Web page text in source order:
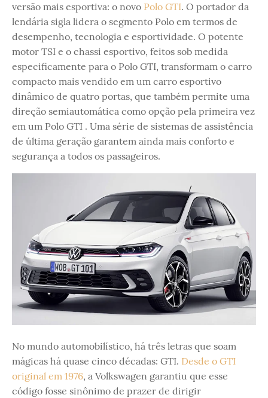
versão mais esportiva: o novo Polo GTI. O portador da
lendária sigla lidera o segmento Polo em termos de
desempenho, tecnologia e esportividade. O potente
motor TSI e o chassi esportivo, feitos sob medida
especificamente para o Polo GTI, transformam o carro
compacto mais vendido em um carro esportivo
dinâmico de quatro portas, que também permite uma
direção semiautomática como opção pela primeira vez
em um Polo GTI . Uma série de sistemas de assistência
de última geração garantem ainda mais conforto e
segurança a todos os passageiros.
No mundo automobilístico, há três letras que soam
mágicas há quase cinco décadas: GTI. Desde o GTI
original em 1976, a Volkswagen garantiu que esse
código fosse sinônimo de prazer de dirigir